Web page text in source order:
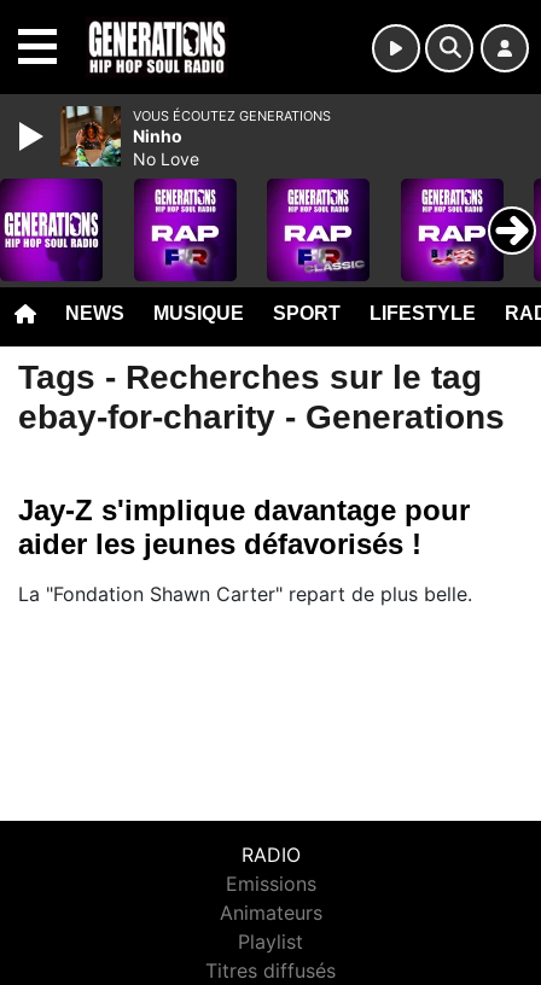
NEWS MUSIQUE SPORT LIFESTYLE
Tags - Recherches sur le tag
ebay-for-charity - Generations
Jay-Z s'implique davantage pour
aider les jeunes défavorisés !
La "Fondation Shawn Carter" repart de plus belle.
RADIO
Emissions
Animateurs
Playlist
Titres diffusés
VOUS ÉCOUTEZ GENERATIONS
Ninho
No Love